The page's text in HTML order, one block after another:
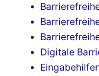
Digitale